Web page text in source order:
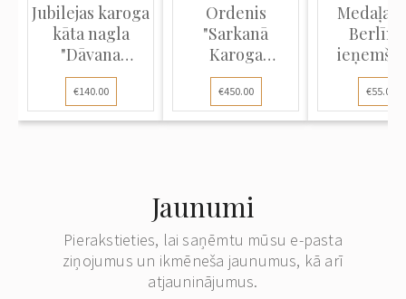
Jubilejas karoga
kāta nagla
"Dāvana
Volmāras...
€140.00
Ordenis
"Sarkanā
Karoga
ordenis"
€450.00
Medaļa
€55.00
Jaunumi
Pierakstieties, lai saņēmtu mūsu e-pasta
ziņojumus un ikmēneša jaunumus, kā arī
atjauninājumus.